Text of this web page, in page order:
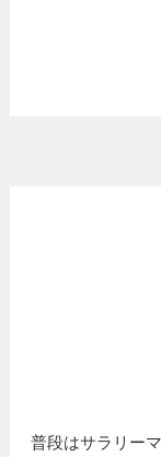
普段はサラリー